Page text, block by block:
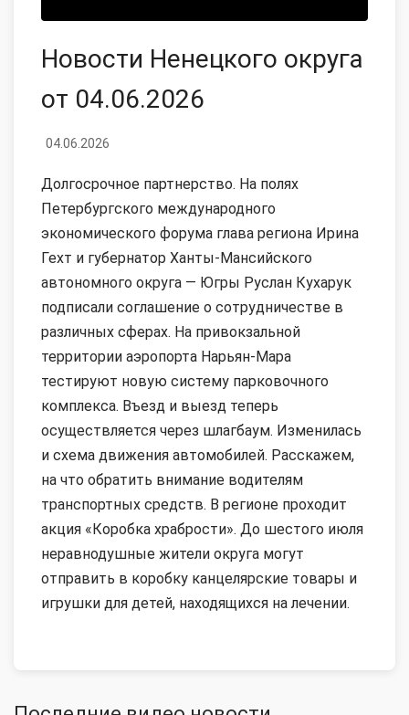
Новости Ненецкого округа
от 04.06.2026
04.06.2026
Долгосрочное партнерство. На полях
Петербургского международного
экономического форума глава региона Ирина
Гехт и губернатор Ханты-Мансийского
автономного округа — Югры Руслан Кухарук
подписали соглашение о сотрудничестве в
различных сферах. На привокзальной
территории аэропорта Нарьян-Мара
тестируют новую систему парковочного
комплекса. Въезд и выезд теперь
осуществляется через шлагбаум. Изменилась
и схема движения автомобилей. Расскажем,
на что обратить внимание водителям
транспортных средств. В регионе проходит
акция «Коробка храбрости». До шестого июля
неравнодушные жители округа могут
отправить в коробку канцелярские товары и
игрушки для детей, находящихся на лечении.